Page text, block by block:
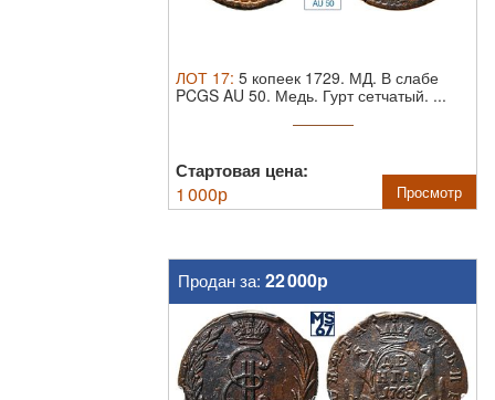
ЛОТ 17: 5 копеек 1729. МД. В слабе
PCGS AU 50. Медь. Гурт сетчатый. ...
Стартовая цена:
1 000р Просмотр
Продан за: 22 000р